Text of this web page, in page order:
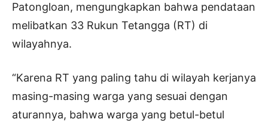
Patongloan, mengungkapkan bahwa pendataan
melibatkan 33 Rukun Tetangga (RT) di
wilayahnya.
“Karena RT yang paling tahu di wilayah kerjanya
masing-masing warga yang sesuai dengan
aturannya, bahwa warga yang betul-betul